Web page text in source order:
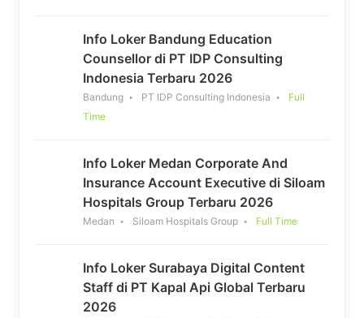
Info Loker Bandung Education
Counsellor di PT IDP Consulting
Indonesia Terbaru 2026
Bandung PT IDP Consulting Indonesia
Full
Time
Info Loker Medan Corporate And
Insurance Account Executive di Siloam
Hospitals Group Terbaru 2026
Medan Siloam Hospitals Group Full Time
Info Loker Surabaya Digital Content
Staff di PT Kapal Api Global Terbaru
2026